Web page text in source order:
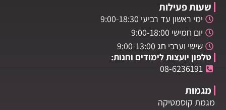
שעות פעילות
ימי ראשון עד רביעי 9:00-18:30
יום חמישי 9:00-18:00
שישי וערבי חג 9:00-13:00
טלפון יועצות לימודים וחנות:
08-6236191
מגמות
מגמת קוסמטיקה